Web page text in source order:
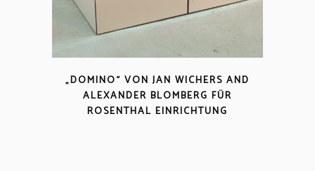
„DOMINO“ VON JAN WICHERS AND
ALEXANDER BLOMBERG FÜR
ROSENTHAL EINRICHTUNG